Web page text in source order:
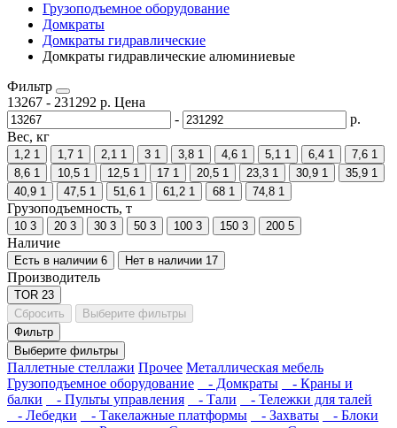
Грузоподъемное оборудование
Домкраты
Домкраты гидравлические
Домкраты гидравлические алюминиевые
Фильтр
13267 - 231292 р. Цена
-
р.
Вес, кг
1,2 1 1,7 1 2,1 1 3 1 3,8 1 4,6 1 5,1 1 6,4 1 7,6 1
8,6 1 10,5 1 12,5 1 17 1 20,5 1 23,3 1 30,9 1 35,9 1
40,9 1 47,5 1 51,6 1 61,2 1 68 1 74,8 1
Грузоподъемность, т
10 3 20 3 30 3 50 3 100 3 150 3 200 5
Наличие
Есть в наличии 6 Нет в наличии 17
Производитель
TOR 23
Сбросить
Выберите фильтры
Фильтр
Выберите фильтры
Паллетные стеллажи Прочее Металлическая мебель
Грузоподъемное оборудование
- Домкраты
- Краны и
балки
- Пульты управления - Тали
- Тележки для талей
- Лебедки
- Такелажные платформы - Захваты
- Блоки